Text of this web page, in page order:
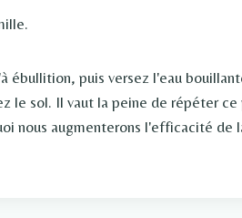
ébullition, puis versez l'eau
le sol. Il vaut la peine de répéter
nous augmenterons l'efficacité de